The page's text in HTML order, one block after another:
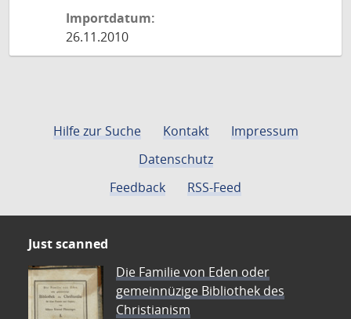
Importdatum:
26.11.2010
Hilfe zur Suche Kontakt
Impressum
Datenschutz
Feedback
RSS-Feed
Just scanned
Die Familie von Eden oder
gemeinnüzige Bibliothek des
Christianism